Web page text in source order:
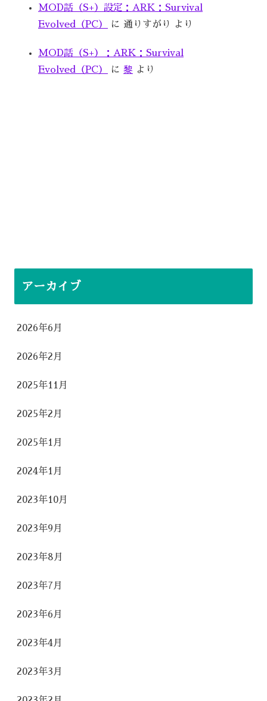
MOD話（S+）設定：ARK：Survival
Evolved（PC）
に 通りすがり より
MOD話（S+）：ARK：Survival
Evolved（PC）
に 黎 より
アーカイブ
2026年6月
2026年2月
2025年11月
2025年2月
2025年1月
2024年1月
2023年10月
2023年9月
2023年8月
2023年7月
2023年6月
2023年4月
2023年3月